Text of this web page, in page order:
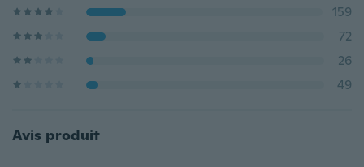
159
72
26
49
Avis produit